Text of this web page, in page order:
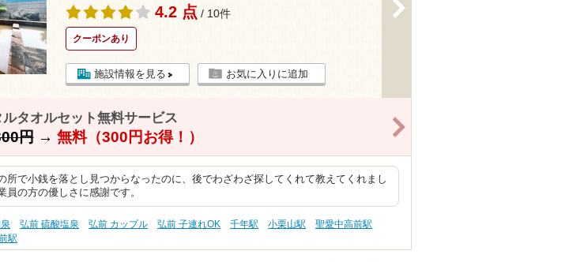
4.2 点 / 10件
クーポンあり
施設情報を見る お気に入りに追加
ルタオルセット無料サービス
円→ 無料（300円お得！）
所で小銭を落とし見つからなったのに、後でわざわざ探してくれて教えてくれまし
員の方の優しさに感謝です。
弘前 硫酸塩泉 弘前 カップル 弘前 子連れOK 千年駅 小栗山駅
聖愛中高前駅
駅